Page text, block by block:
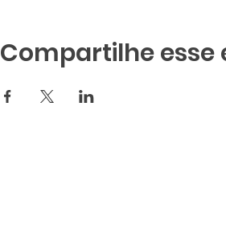
Compartilhe esse